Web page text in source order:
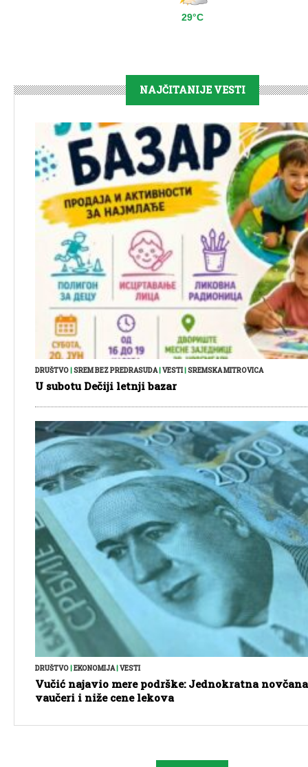
29°C
NAJČITANIJE VESTI
DRUŠTVO|SREM BEZ PREDRASUDA|VESTI|SREMSKA MITROVICA
U subotu Dečiji letnji bazar
DRUŠTVO|EKONOMIJA|VESTI
Vučić najavio mere podrške: Jednokratna
vaučeri i niže cene lekova